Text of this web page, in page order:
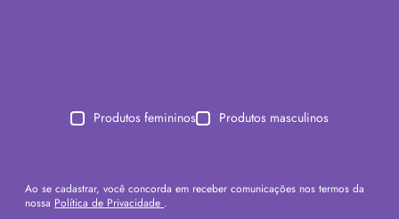
Produtos femininos Produtos masculinos
Ao se cadastrar, você concorda em receber comunicações nos termos da
nossa Política de Privacidade .